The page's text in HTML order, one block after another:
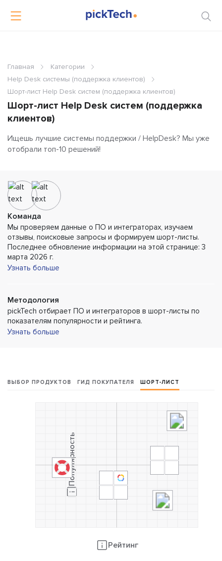
Главная
Категории
Help Desk системы (поддержка клиентов)
Шорт-лист Help Desk систем (поддержка клиентов)
Шорт-лист Help Desk систем (поддержка
клиентов)
Ищешь лучшие системы поддержки / HelpDesk? Мы уже
отобрали топ-10 решений!
Команда
Мы проверяем данные о ПО и интеграторах, изучаем
отзывы, поисковые запросы и формируем шорт-листы.
Последнее обновление информации на этой странице: 3
марта 2026 г.
Узнать больше
Методология
pickTech отбирает ПО и интеграторов в шорт-листы по
показателям популярности и рейтинга.
Узнать больше
ВЫБОР ПРОДУКТОВ ГИД ПОКУПАТЕЛЯ ШОРТ-ЛИСТ
Популярность
Рейтинг